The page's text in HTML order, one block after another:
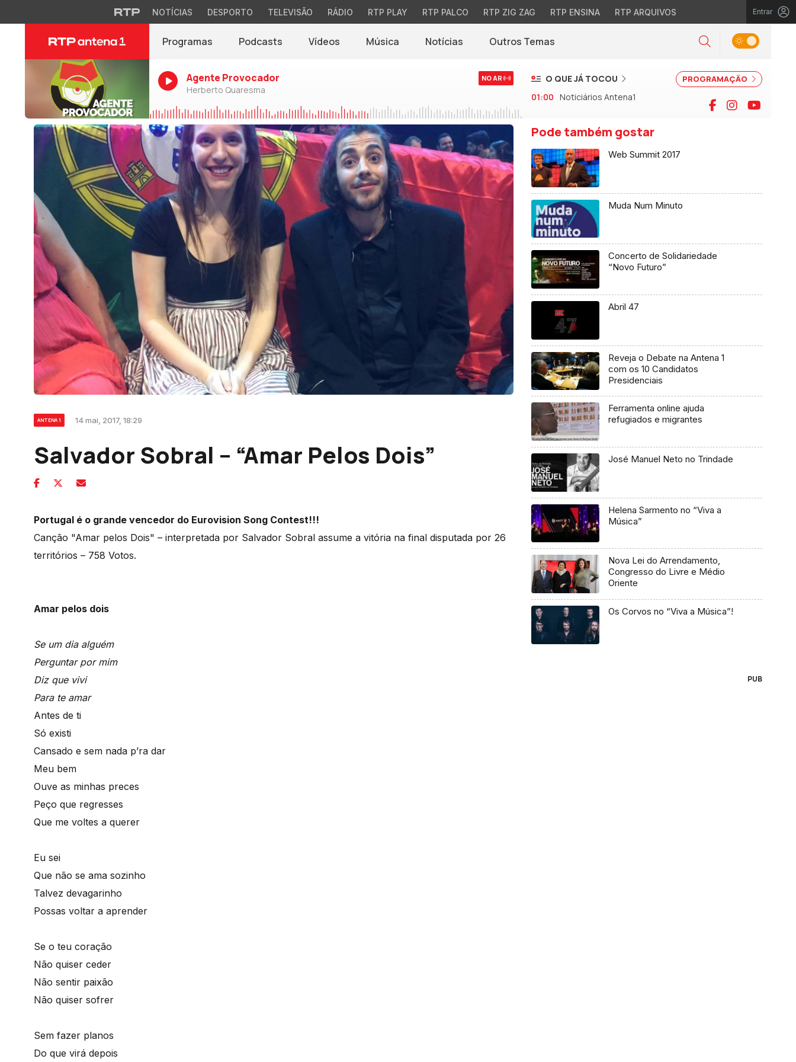
NOTÍCIAS DESPORTO TELEVISÃO RÁDIO RTP PLAY RTP PALCO RTP ZIG ZAG RTP ENSINA RTP ARQUIVOS Entrar
Programas Podcasts Vídeos Música Notícias(abre em nova janela)
Outros Temas Pesquisar
Alternar tema
Agente Provocador
Herberto Quaresma
NO AR PROGRAMAÇÃO
O QUE JÁ TOCOU
01:00 Noticiários Antena1 Facebook
Instagram
ANTENA 1 14 mai, 2017, 18:29
Salvador Sobral – “Amar Pelos Dois”
Portugal é o grande vencedor do Eurovision Song Contest!!!
Canção "Amar pelos Dois" – interpretada por Salvador Sobral assume a vitória na final disputada por 26
territórios – 758 Votos.
Amar pelos dois
Se um dia alguém
Perguntar por mim
Diz que vivi
Para te amar
Antes de ti
Só existi
Cansado e sem nada p’ra dar
Meu bem
Ouve as minhas preces
Peço que regresses
Que me voltes a querer
Eu sei
Que não se ama sozinho
Talvez devagarinho
Possas voltar a aprender
Se o teu coração
Não quiser ceder
Não sentir paixão
Não quiser sofrer
Sem fazer planos
Do que virá depois
Pode também gostar
Web Summit 2017
Muda Num Minuto
Concerto de Solidariedade
“Novo Futuro”
Abril 47
Reveja o Debate na Antena 1
com os 10 Candidatos
Presidenciais
Ferramenta online ajuda
refugiados e migrantes
José Manuel Neto no Trindade
Helena Sarmento no “Viva a
Música”
Nova Lei do Arrendamento,
Congresso do Livre e Médio
Oriente
Os Corvos no “Viva a Música”!
PUB